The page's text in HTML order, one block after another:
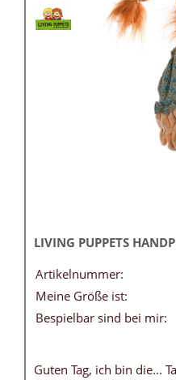
LIVING PUPPETS
Artikelnummer:
Meine Größe ist:
Bespielbar sind bei mir:
Guten Tag, ich bin die...